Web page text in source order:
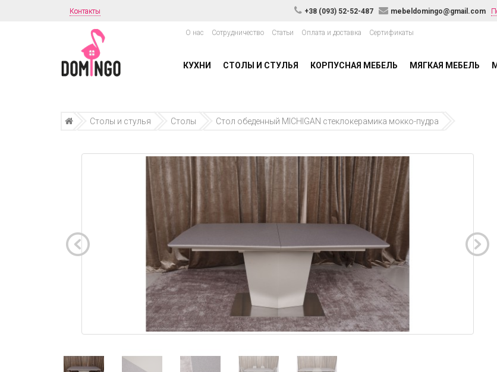
Контакты +38 (093) 52-52-487 mebeldomingo@gmail.com
О нас Сотрудничество Статьи Оплата и доставка Сертификаты
КУХНИ СТОЛЫ И СТУЛЬЯ КОРПУСНАЯ МЕБЕЛЬ МЯГКАЯ МЕБЕЛЬ
Столы и стулья Столы Стол обеденный MICHIGAN стеклокерамика мокко-пудра